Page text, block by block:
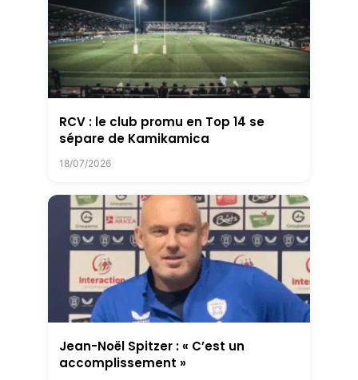
RCV : le club promu en Top 14 se
sépare de Kamikamica
18/07/2026
Jean-Noël Spitzer : « C’est un
accomplissement »